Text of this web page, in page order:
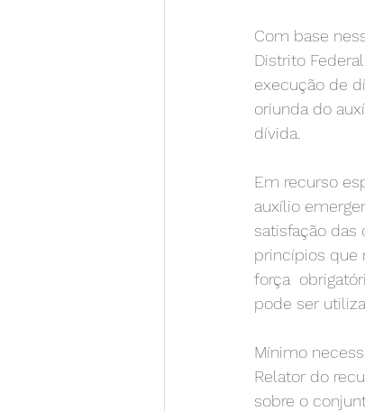
Com base
Distrito
execução de
oriunda do
dívida.
Em recurso
auxílio
satisfação das
princípios que
força
pode ser
Mínimo
Relator do
sobre o